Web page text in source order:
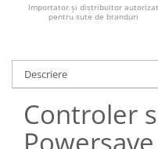
Importator și distribuitor autorizat
pentru sute de branduri
Descriere
Controler